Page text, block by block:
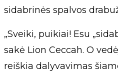
sidabrinės spalvos
„Sveiki, puikiai! Esu
sakė Lion Ceccah. O
reiškia dalyvavimas